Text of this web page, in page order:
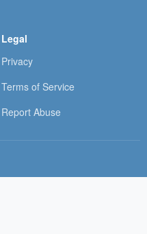
Legal
Privacy
Terms of Service
Report Abuse